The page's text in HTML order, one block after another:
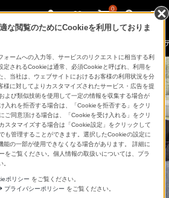
0
価格の確認・購入
による
な閲覧のためにCookieを利用しておりま
ォームへの入力等、サービスのリクエストに相当する利
定されるCookieは通常、必須Cookieと呼ばれ、利用を
、当社は、ウェブサイトにおけるお客様の利用状況を分
様に対してよりカスタマイズされたサービス・広告を提
よび類似技術を使用して一定の情報を収集する場合が
入れを拒否する場合は、「Cookieを拒否する」をクリ
ご同意頂ける場合は、「Cookieを受け入れる」をクリ
スタマイズする場合は「Cookie設定」をクリックして
も管理することができます。選択したCookieの設定に
能の一部が使用できなくなる場合があります。 詳細に
をご覧ください。個人情報の取扱いについては、プラ
ポリシー をご覧ください。
プライバシーポリシー をご覧ください。